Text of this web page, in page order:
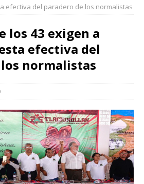
efectiva del paradero de los normalistas
los 43 exigen a
efectiva del
normalistas